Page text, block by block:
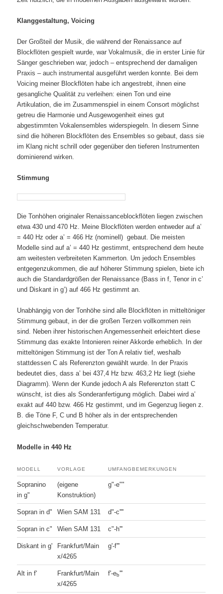
Klanggestaltung, Voicing
Der Großteil der Musik, die während der Renaissance auf
Blockflöten gespielt wurde, war Vokalmusik, die in erster Linie für
Sänger geschrieben war, jedoch – entsprechend der damaligen
Praxis – auch instrumental ausgeführt werden konnte. Bei dem
Voicing meiner Blockflöten habe ich angestrebt, ihnen eine
gesangliche Qualität zu verleihen: einen Ton und eine
Artikulation, die im Zusammenspiel in einem Consort möglichst
getreu die Harmonie und Ausgewogenheit eines gut
abgestimmten Vokalensembles widerspiegeln. In diesem Sinne
sind die höheren Blockflöten des Ensembles so gebaut, dass sie
im Klang nicht schrill oder gegenüber den tieferen Instrumenten
dominierend wirken.
Stimmung
Die Tonhöhen originaler Renaissanceblockflöten liegen zwischen
etwa 430 und 470 Hz. Meine Blockflöten werden entweder auf a’
= 440 Hz oder a’ = 466 Hz (nominell) gebaut. Die meisten
Modelle sind auf a’ = 440 Hz gestimmt, entsprechend dem heute
am weitesten verbreiteten Kammerton. Um jedoch Ensembles
entgegenzukommen, die auf höherer Stimmung spielen, biete ich
auch die Standardgrößen der Renaissance (Bass in f, Tenor in c’
und Diskant in g’) auf 466 Hz gestimmt an.
Unabhängig von der Tonhöhe sind alle Blockflöten in mitteltöniger
Stimmung gebaut, in der die großen Terzen vollkommen rein
sind. Neben ihrer historischen Angemessenheit erleichtert diese
Stimmung das exakte Intonieren reiner Akkorde erheblich. In der
mitteltönigen Stimmung ist der Ton A relativ tief, weshalb
stattdessen C als Referenzton gewählt wurde. In der Praxis
bedeutet dies, dass a’ bei 437,4 Hz bzw. 463,2 Hz liegt (siehe
Diagramm). Wenn der Kunde jedoch A als Referenzton statt C
wünscht, ist dies als Sonderanfertigung möglich. Dabei wird a’
exakt auf 440 bzw. 466 Hz gestimmt, und im Gegenzug liegen z.
B. die Töne F, C und B höher als in der entsprechenden
gleichschwebenden Temperatur.
Modelle in 440 Hz
MODELL VORLAGE UMFANGBEMERKUNGEN
Sopranino
in g"
(eigene
Konstruktion)
g"-e""
Sopran in d" Wien SAM 131 d"-c''''
Sopran in c" Wien SAM 131 c"-h'''
Diskant in g'
Frankfurt/Main
x/4265
g'-f'''
Alt in f'
Frankfurt/Main
x/4265
f'-eb'''